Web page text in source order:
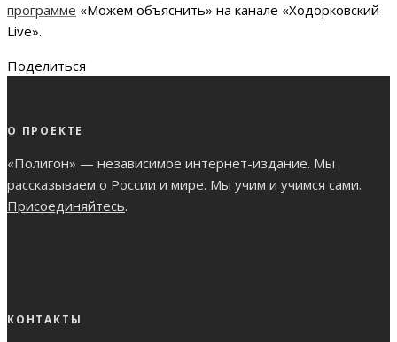
программе «Можем объяснить» на канале «Ходорковский
Live».
Поделиться
О ПРОЕКТЕ
«Полигон» — независимое интернет-издание. Мы
рассказываем о России и мире. Мы учим и учимся сами.
Присоединяйтесь.
КОНТАКТЫ